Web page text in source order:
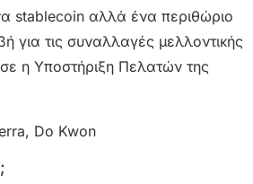
stablecoin αλλά ένα περιθώριο
για τις συναλλαγές μελλοντικής
η Υποστήριξη Πελατών της